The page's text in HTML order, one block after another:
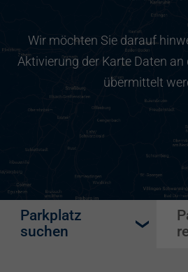
Wir möchten Sie darauf
Aktivierung der Karte Daten an
übermittelt
Parkplatz
suchen